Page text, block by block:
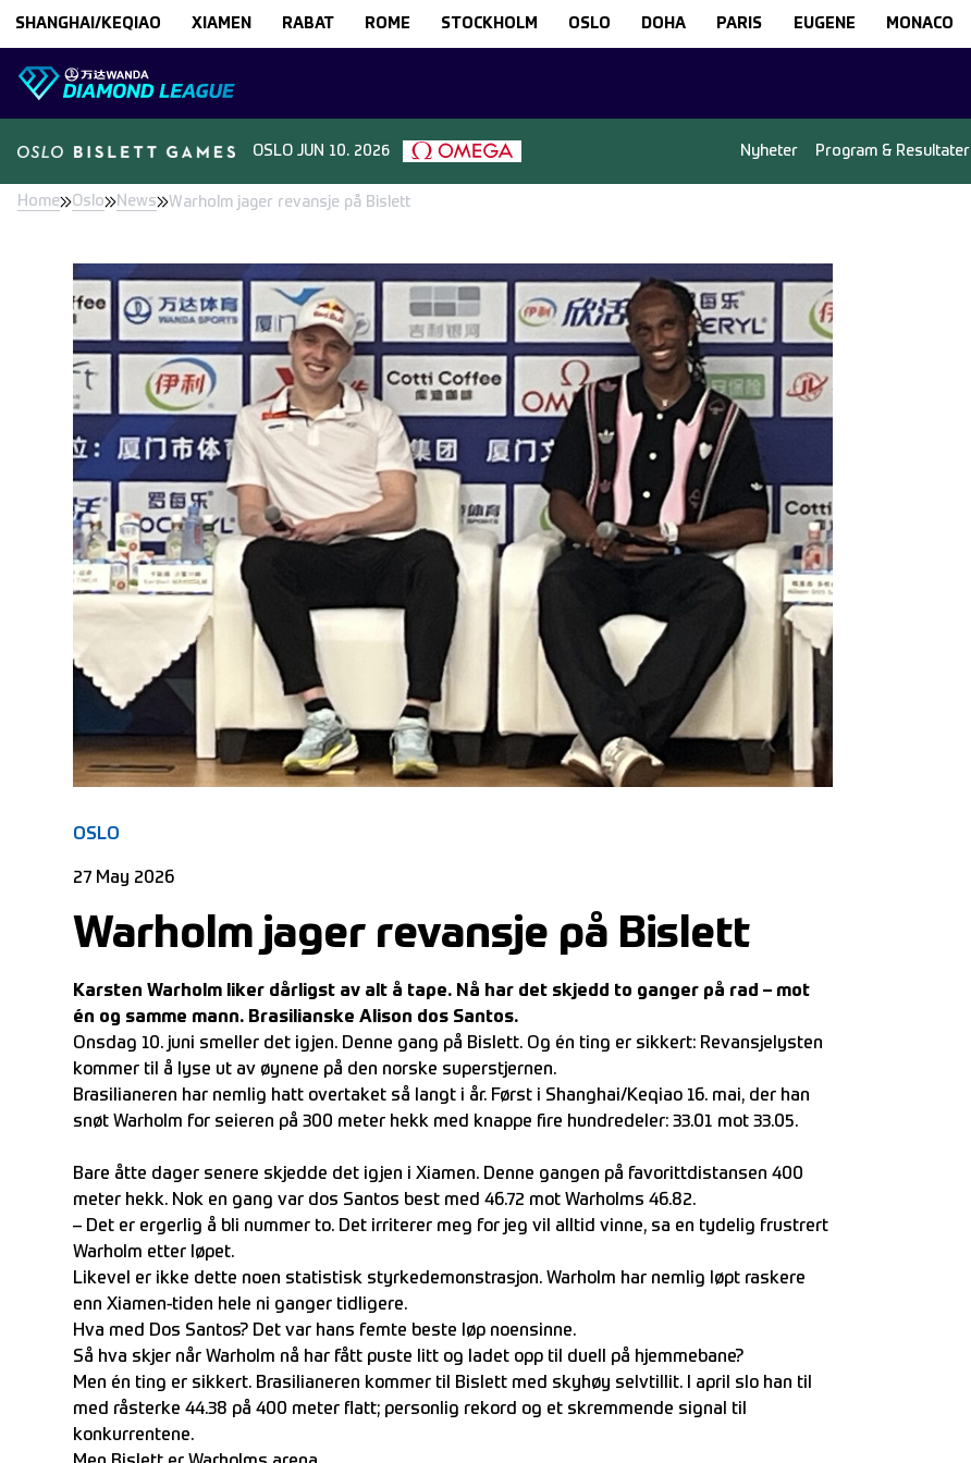
SHANGHAI/KEQIAO XIAMEN RABAT ROME STOCKHOLM OSLO DOHA PARIS EUGENE MONACO
OSLO JUN 10. 2026 Nyheter Program & Resultater
Home Oslo News Warholm jager revansje på Bislett
OSLO
27 May 2026
Warholm jager revansje på Bislett
Karsten Warholm liker dårligst av alt å tape. Nå har det skjedd to ganger på rad – mot
én og samme mann. Brasilianske Alison dos Santos.
Onsdag 10. juni smeller det igjen. Denne gang på Bislett. Og én ting er sikkert: Revansjelysten
kommer til å lyse ut av øynene på den norske superstjernen.
Brasilianeren har nemlig hatt overtaket så langt i år. Først i Shanghai/Keqiao 16. mai, der han
snøt Warholm for seieren på 300 meter hekk med knappe fire hundredeler: 33.01 mot 33.05.
Bare åtte dager senere skjedde det igjen i Xiamen. Denne gangen på favorittdistansen 400
meter hekk. Nok en gang var dos Santos best med 46.72 mot Warholms 46.82.
– Det er ergerlig å bli nummer to. Det irriterer meg for jeg vil alltid vinne, sa en tydelig frustrert
Warholm etter løpet.
Likevel er ikke dette noen statistisk styrkedemonstrasjon. Warholm har nemlig løpt raskere
enn Xiamen-tiden hele ni ganger tidligere.
Hva med Dos Santos? Det var hans femte beste løp noensinne.
Så hva skjer når Warholm nå har fått puste litt og ladet opp til duell på hjemmebane?
Men én ting er sikkert. Brasilianeren kommer til Bislett med skyhøy selvtillit. I april slo han til
med råsterke 44.38 på 400 meter flatt; personlig rekord og et skremmende signal til
konkurrentene.